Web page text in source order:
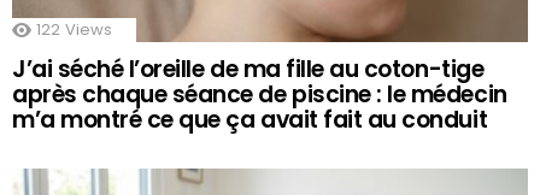
122 Views
J’ai séché l’oreille de ma fille au coton-tige
après chaque séance de piscine : le médecin
m’a montré ce que ça avait fait au conduit